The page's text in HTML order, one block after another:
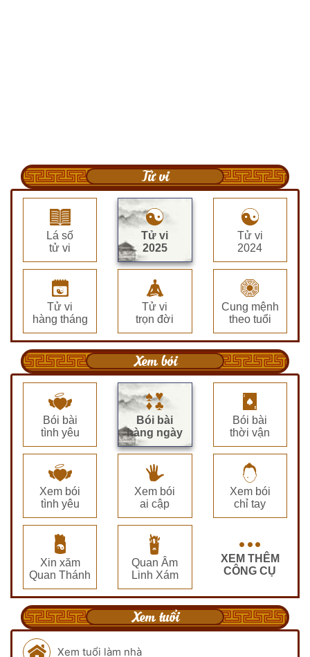
Tử vi
Lá số
tử vi
Tử vi
2025
Tử vi
2024
Tử vi
hàng tháng
Tử vi
trọn đời
Cung mệnh
theo tuổi
Xem bói
Bói bài
tình yêu
Bói bài
hàng ngày
Bói bài
thời vận
Xem bói
tình yêu
Xem bói
ai cập
Xem bói
chỉ tay
Xin xăm
Quan Thánh
Quan Âm
Linh Xám
XEM THÊM
CÔNG CỤ
Xem tuổi
Xem tuổi làm nhà